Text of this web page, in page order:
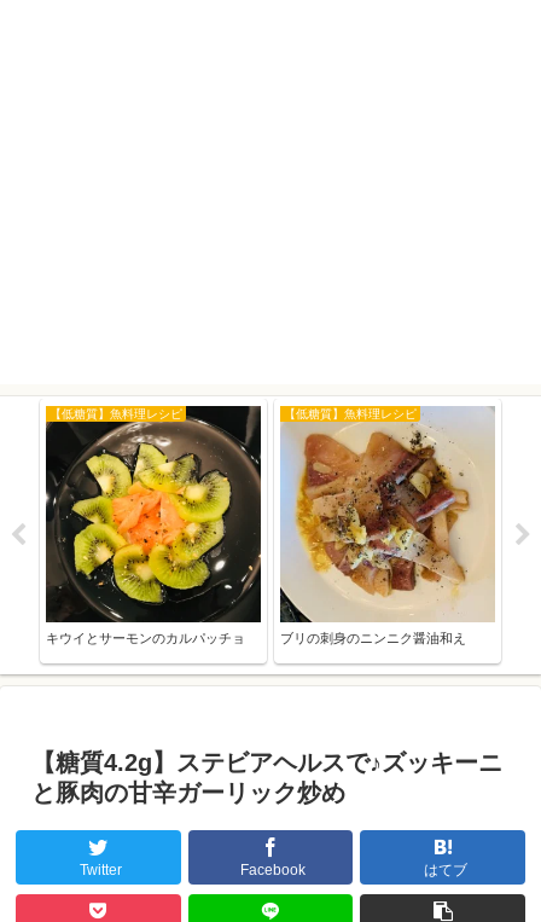
【低糖質】魚料理レシピ
キウイとサーモンのカルパッチョ
【低糖質】魚料理レシピ
ブリの刺身のニンニク醤油和え
【糖質4.2g】ステビアヘルスで♪ズッキーニ
と豚肉の甘辛ガーリック炒め
Twitter Facebook はてブ